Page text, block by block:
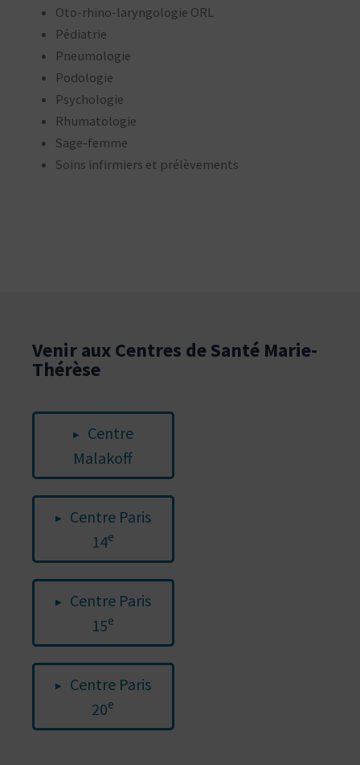
Oto-rhino-laryngologie ORL
Pédiatrie
Pneumologie
Podologie
Psychologie
Rhumatologie
Sage-femme
Soins infirmiers et prélèvements
Venir aux Centres de Santé Marie-
Thérèse
Centre
Malakoff
Centre Paris
14e
Centre Paris
15e
Centre Paris
20e